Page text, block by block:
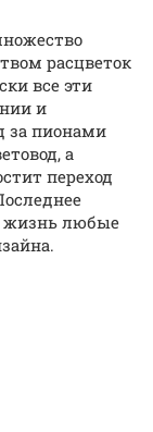
расцветок
все эти
и
за пионами
а
переход
жизнь любые